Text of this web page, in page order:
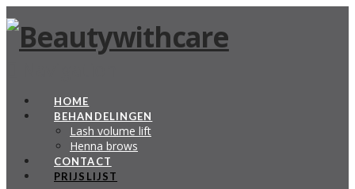
HOME
BEHANDELINGEN
Lash volume lift
Henna brows
CONTACT
PRIJSLIJST